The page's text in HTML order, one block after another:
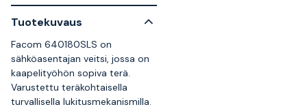
Tuotekuvaus
Facom 640180SLS on
sähköasentajan veitsi, jossa on
kaapelityöhön sopiva terä.
Varustettu teräkohtaisella
turvallisella lukitusmekanismilla.